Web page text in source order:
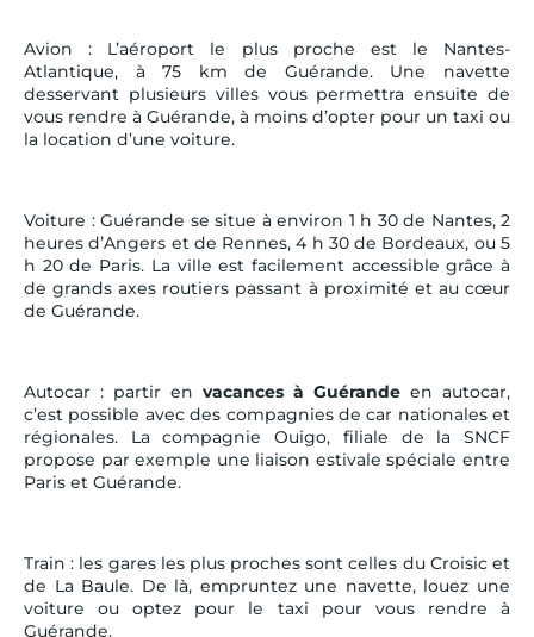
Avion : L’aéroport le plus proche est le Nantes-
Atlantique, à 75 km de Guérande. Une navette
desservant plusieurs villes vous permettra ensuite de
vous rendre à Guérande, à moins d’opter pour un taxi ou
la location d’une voiture.
Voiture : Guérande se situe à environ 1 h 30 de Nantes, 2
heures d’Angers et de Rennes, 4 h 30 de Bordeaux, ou 5
h 20 de Paris. La ville est facilement accessible grâce à
de grands axes routiers passant à proximité et au cœur
de Guérande.
Autocar : partir en vacances à Guérande en autocar,
c’est possible avec des compagnies de car nationales et
régionales. La compagnie Ouigo, filiale de la SNCF
propose par exemple une liaison estivale spéciale entre
Paris et Guérande.
Train : les gares les plus proches sont celles du Croisic et
de La Baule. De là, empruntez une navette, louez une
voiture ou optez pour le taxi pour vous rendre à
Guérande.